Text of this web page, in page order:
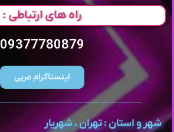
راه های ارتباطی :
09377780879
اینستاگرام مربی
شهر و استان : تهران ، شهریار